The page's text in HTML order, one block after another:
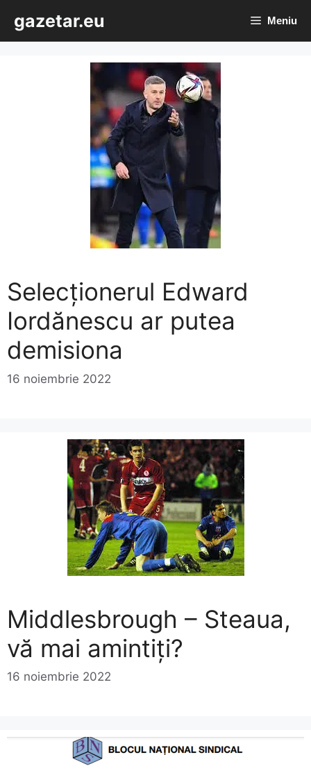
conținut
gazetar.eu Meniu
Selecționerul Edward
Iordănescu ar putea
demisiona
16 noiembrie 2022
Middlesbrough – Steaua,
vă mai amintiți?
16 noiembrie 2022